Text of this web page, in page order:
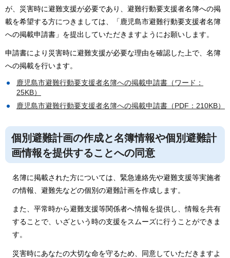
が、災害時に避難支援が必要であり、避難行動要支援者名簿への掲
載を希望する方につきましては、「鹿児島市避難行動要支援者名簿
への掲載申請書」を提出していただきますようにお願いします。
申請書により災害時に避難支援が必要な理由を確認した上で、名簿
への掲載を行います。
鹿児島市避難行動要支援者名簿への掲載申請書（ワード：
25KB）
鹿児島市避難行動要支援者名簿への掲載申請書（PDF：210KB）
個別避難計画の作成と名簿情報や個別避難計
画情報を提供することへの同意
名簿に掲載された方については、緊急連絡先や避難支援等実施者
の情報、避難先などの個別の避難計画を作成します。
また、平常時から避難支援等関係者へ情報を提供し、情報を共有
することで、いざという時の支援をスムーズに行うことができま
す。
災害時にあなたの大切な命を守るため、同意していただきますよ